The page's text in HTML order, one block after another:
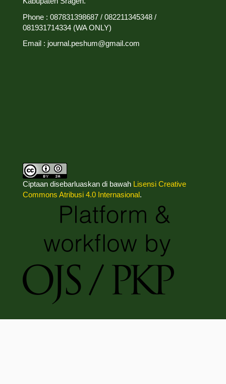
Phone : 087831398687 / 082211345348 /
081931714334 (WA ONLY)
Email : journal.peshum@gmail.com
Ciptaan disebarluaskan di bawah Lisensi Creative
Commons Atribusi 4.0 Internasional.